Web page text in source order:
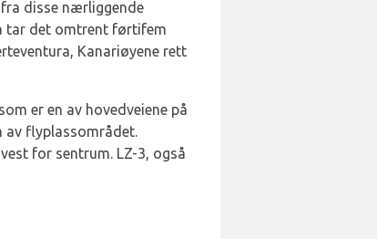
disse nærliggende
tar det omtrent førtifem
Kanariøyene rett
er en av hovedveiene på
av flyplassområdet.
for sentrum. LZ-3, også